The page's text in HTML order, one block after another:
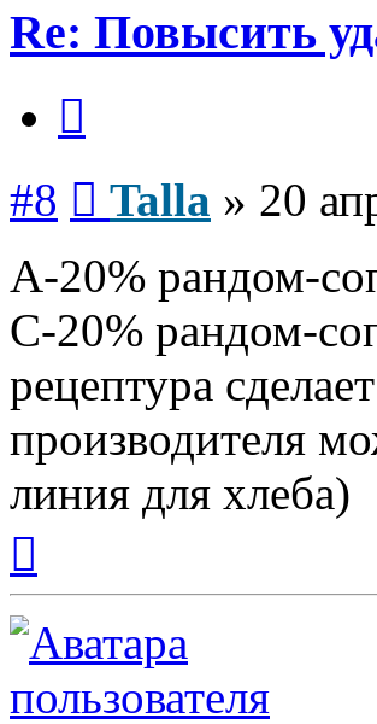
Re: Повысить
#8 Talla » 20
А-20% рандом-
С-20% рандом-
рецептура
производителя
линия для хлеба)
началу